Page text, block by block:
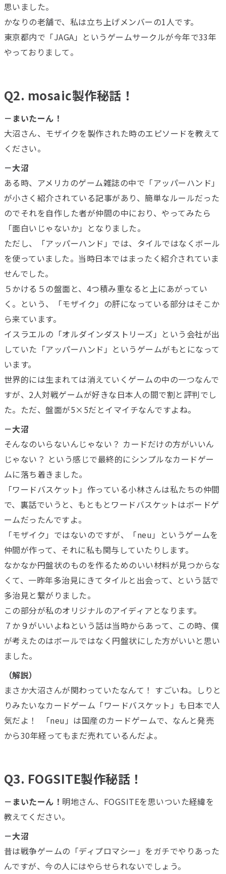
思いました。
かなりの老舗で、私は立ち上げメンバーの1人です。
東京都内で「JAGA」というゲームサークルが今年で33年
やっておりまして。
Q2. mosaic製作秘話！
－まいたーん！
大沼さん、モザイクを製作された時のエピソードを教えて
ください。
－大沼
ある時、アメリカのゲーム雑誌の中で「アッパーハンド」
が小さく紹介されている記事があり、簡単なルールだった
のでそれを自作した者が仲間の中におり、やってみたら
「面白いじゃないか」となりました。
ただし、「アッパーハンド」では、タイルではなくボール
を使っていました。当時日本ではまったく紹介されていま
せんでした。
５かける５の盤面と、4つ積み重なると上にあがってい
く。という、「モザイク」の肝になっている部分はそこか
ら来ています。
イスラエルの「オルダインダストリーズ」という会社が出
していた「アッパーハンド」というゲームがもとになって
います。
世界的には生まれては消えていくゲームの中の一つなんで
すが、2人対戦ゲームが好きな日本人の間で割と評判でし
た。ただ、盤面が5×5だとイマイチなんですよね。
－大沼
そんなのいらないんじゃない？ カードだけの方がいいん
じゃない？ という感じで最終的にシンプルなカードゲー
ムに落ち着きました。
「ワードバスケット」作っている小林さんは私たちの仲間
で、裏話でいうと、もともとワードバスケットはボードゲ
ームだったんですよ。
「モザイク」ではないのですが、「neu」というゲームを
仲間が作って、それに私も関与していたりします。
なかなか円盤状のものを作るためのいい材料が見つからな
くて、一昨年多治見にきてタイルと出会って、という話で
多治見と繋がりました。
この部分が私のオリジナルのアイディアとなります。
７か９がいいよねという話は当時からあって、この時、僕
が考えたのはボールではなく円盤状にした方がいいと思い
ました。
（解説）
まさか大沼さんが関わっていたなんて！ すごいね。しりと
りみたいなカードゲーム「ワードバスケット」も日本で人
気だよ！ 「neu」は国産のカードゲームで、なんと発売
から30年経ってもまだ売れているんだよ。
Q3. FOGSITE製作秘話！
－まいたーん！ 明地さん、FOGSITEを思いついた経緯を
教えてください。
－大沼
昔は戦争ゲームの「ディプロマシー」をガチでやりあった
んですが、今の人にはやらせられないでしょう。